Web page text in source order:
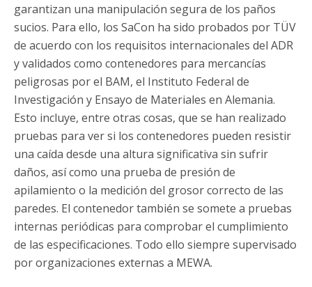
garantizan una manipulación segura de los paños
sucios. Para ello, los SaCon ha sido probados por TÜV
de acuerdo con los requisitos internacionales del ADR
y validados como contenedores para mercancías
peligrosas por el BAM, el Instituto Federal de
Investigación y Ensayo de Materiales en Alemania.
Esto incluye, entre otras cosas, que se han realizado
pruebas para ver si los contenedores pueden resistir
una caída desde una altura significativa sin sufrir
daños, así como una prueba de presión de
apilamiento o la medición del grosor correcto de las
paredes. El contenedor también se somete a pruebas
internas periódicas para comprobar el cumplimiento
de las especificaciones. Todo ello siempre supervisado
por organizaciones externas a MEWA.